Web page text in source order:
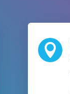
